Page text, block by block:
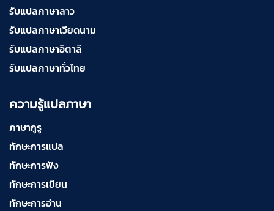
รับแปลภาษาลาว
รับแปลภาษาเวียดนาม
รับแปลภาษาอิตาลี
รับแปลภาษาทั่วไทย
ความรู้แปลภาษา
ภาษากูรู
ทักษะการแปล
ทักษะการฟัง
ทักษะการเขียน
ทักษะการอ่าน